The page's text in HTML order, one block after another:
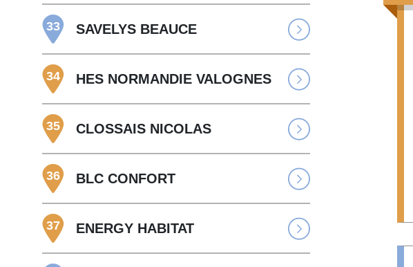
33 SAVELYS BEAUCE
34 HES NORMANDIE VALOGNES
35 CLOSSAIS NICOLAS
36 BLC CONFORT
37 ENERGY HABITAT